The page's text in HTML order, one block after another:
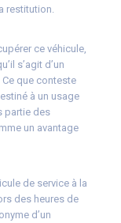
restitution.
ce véhicule,
s’agit d’un
Ce que conteste
à un usage
partie des
un avantage
de service à la
des heures de
d’un